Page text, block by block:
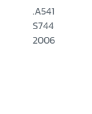
.A541
S744
2006